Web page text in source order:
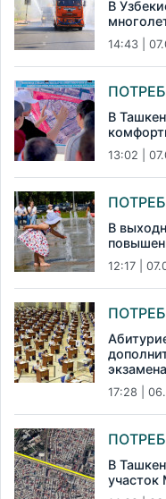
В
14:43 |
В
13:02 |
В
12:17 |
17:28 |
В